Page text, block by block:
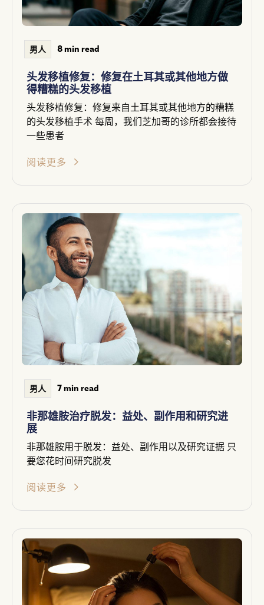
男人 8 min read
头发移植修复：修复在土耳其或其他地方做
得糟糕的头发移植
头发移植修复：修复来自土耳其或其他地方的糟糕
的头发移植手术 每周，我们芝加哥的诊所都会接待
一些患者
阅读更多
男人 7 min read
非那雄胺治疗脱发：益处、副作用和研究进
展
非那雄胺用于脱发：益处、副作用以及研究证据 只
要您花时间研究脱发
阅读更多